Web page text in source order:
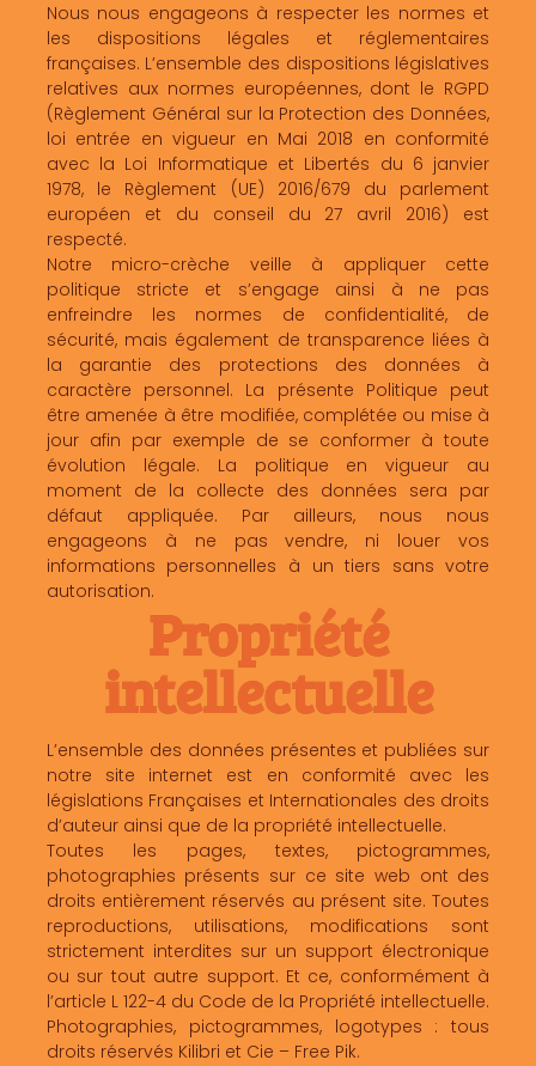
Nous nous engageons à respecter les normes et
les dispositions légales et réglementaires
françaises. L’ensemble des dispositions législatives
relatives aux normes européennes, dont le RGPD
(Règlement Général sur la Protection des Données,
loi entrée en vigueur en Mai 2018 en conformité
avec la Loi Informatique et Libertés du 6 janvier
1978, le Règlement (UE) 2016/679 du parlement
européen et du conseil du 27 avril 2016) est
respecté.
Notre micro-crèche veille à appliquer cette
politique stricte et s’engage ainsi à ne pas
enfreindre les normes de confidentialité, de
sécurité, mais également de transparence liées à
la garantie des protections des données à
caractère personnel. La présente Politique peut
être amenée à être modifiée, complétée ou mise à
jour afin par exemple de se conformer à toute
évolution légale. La politique en vigueur au
moment de la collecte des données sera par
défaut appliquée. Par ailleurs, nous nous
engageons à ne pas vendre, ni louer vos
informations personnelles à un tiers sans votre
autorisation.
Propriété
intellectuelle
L’ensemble des données présentes et publiées sur
notre site internet est en conformité avec les
législations Françaises et Internationales des droits
d’auteur ainsi que de la propriété intellectuelle.
Toutes les pages, textes, pictogrammes,
photographies présents sur ce site web ont des
droits entièrement réservés au présent site. Toutes
reproductions, utilisations, modifications sont
strictement interdites sur un support électronique
ou sur tout autre support. Et ce, conformément à
l’article L 122-4 du Code de la Propriété intellectuelle.
Photographies, pictogrammes, logotypes : tous
droits réservés Kilibri et Cie – Free Pik.